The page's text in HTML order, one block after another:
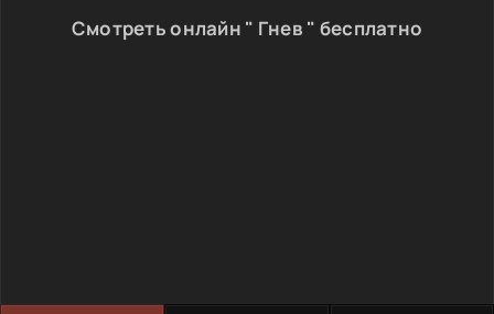
Смотреть онлайн " Гнев " бесплатно